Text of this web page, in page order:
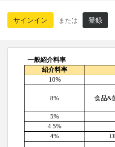
サインイン または 登録